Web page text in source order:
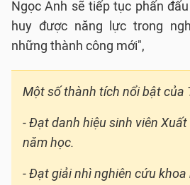
Ngọc Anh sẽ tiếp tục phấn
huy được năng lực trong
những thành công mới",
Một số thành tích nổi bật của
- Đạt danh hiệu sinh viên
năm học.
- Đạt giải nhì nghiên cứu khoa